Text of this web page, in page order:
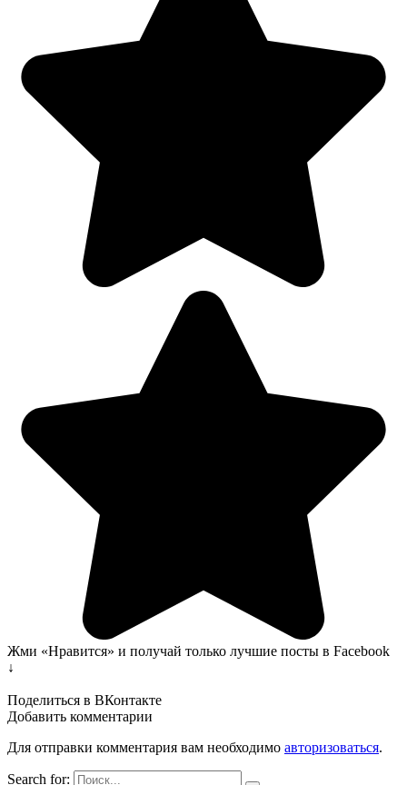
Жми «Нравится» и получай только лучшие посты в Facebook
↓
Поделиться в ВКонтакте
Добавить комментарии
Для отправки комментария вам необходимо авторизоваться.
Search for: